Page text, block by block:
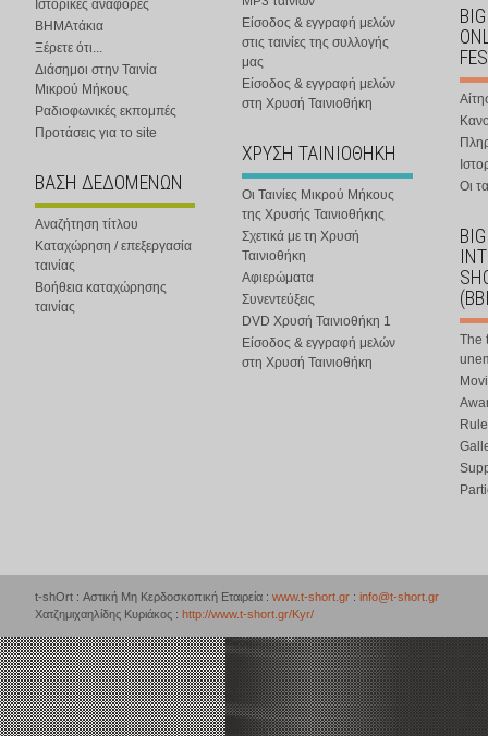
Ιστορικές αναφορές
ΒΗΜΑτάκια
Ξέρετε ότι...
Διάσημοι στην Ταινία
Μικρού Μήκους
Ραδιοφωνικές εκπομπές
Προτάσεις για το site
ΒΑΣΗ ΔΕΔΟΜΕΝΩΝ
Αναζήτηση τίτλου
Καταχώρηση / επεξεργασία
ταινίας
Βοήθεια καταχώρησης
ταινίας
Είσοδος & εγγραφή μελών
στις ταινίες της συλλογής
μας
Είσοδος & εγγραφή μελών
στη Χρυσή Ταινιοθήκη
ΧΡΥΣΗ ΤΑΙΝΙΟΘΗΚΗ
Οι Ταινίες Μικρού Μήκους
της Χρυσής Ταινιοθήκης
Σχετικά με τη Χρυσή
Ταινιοθήκη
Αφιερώματα
Συνεντεύξεις
DVD Χρυσή Ταινιοθήκη 1
Είσοδος & εγγραφή μελών
στη Χρυσή Ταινιοθήκη
Οι
The
t-shOrt : Αστική Μη Κερδοσκοπική Εταιρεία : www.t-short.gr : info@t-short.gr
Χατζημιχαηλίδης Κυριάκος : http://www.t-short.gr/Kyr/